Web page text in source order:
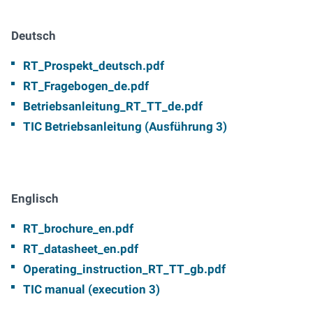
Deutsch
RT_Prospekt_deutsch.pdf
RT_Fragebogen_de.pdf
Betriebsanleitung_RT_TT_de.pdf
TIC Betriebsanleitung (Ausführung 3)
Englisch
RT_brochure_en.pdf
RT_datasheet_en.pdf
Operating_instruction_RT_TT_gb.pdf
TIC manual (execution 3)